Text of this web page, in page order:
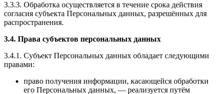
3.3.3. Обработка осуществляется в течение срока действия
согласия субъекта Персональных данных, разрешённых для
распространения.
3.4. Права субъектов персональных данных
3.4.1. Субъект Персональных данных обладает следующими
правами:
право получения информации, касающейся обработки
его Персональных данных, — реализуется путём